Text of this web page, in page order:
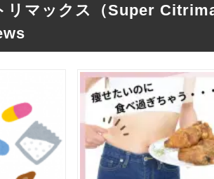
リマックス（Super